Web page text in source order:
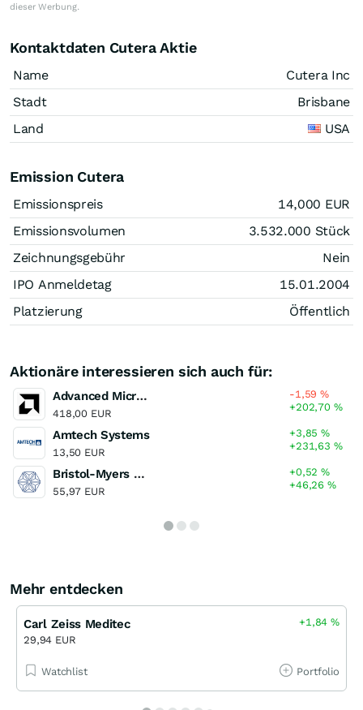
dieser Werbung.
Kontaktdaten Cutera Aktie
Name
Cutera Inc
Stadt
Brisbane
Land
USA
Emission Cutera
Emissionspreis 14,000 EUR
Emissionsvolumen
3.532.000 Stück
Zeichnungsgebühr
Nein
IPO Anmeldetag
15.01.2004
Platzierung
Öffentlich
Aktionäre interessieren sich auch für:
Advanced Micro Devices
418,00 EUR
-1,59%
+202,70 %
Amtech Systems
13,50 EUR
+3,85%
+231,63 %
Bristol-Myers Squibb
55,97 EUR
+0,52%
+46,26%
Mehr entdecken
Carl Zeiss Meditec
29,94 EUR
+1,84%
Watchlist Portfolio